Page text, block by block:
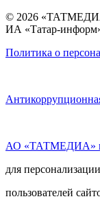
© 2026
ИА «Татар-
Политика о
АО «ТАТМЕДИА»
для
пользователей